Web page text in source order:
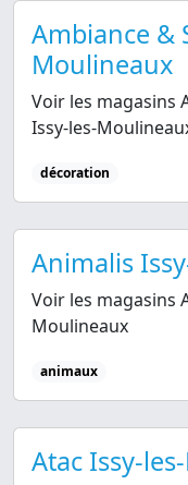
Ambiance &
Moulineaux
Voir les magasins
Issy-les-
décoration
Animalis
Voir les magasins
Moulineaux
animaux
Atac Issy-